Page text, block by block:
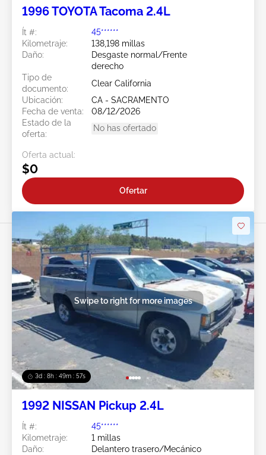
1996 TOYOTA Tacoma 2.4L
Ít #:
45******
Kilometraje:
138,198 millas
Daño:
Desgaste normal/Frente
derecho
Tipo de
documento:
Clear California
Ubicación:
CA - SACRAMENTO
Fecha de venta:
08/12/2026
Estado de la
oferta:
No has ofertado
Oferta actual:
$0
Ofertar
3d : 8h : 49m : 54s
Swipe to right for more images
1992 NISSAN Pickup 2.4L
Ít #:
45******
Kilometraje:
1 millas
Daño:
Delantero trasero/Mecánico